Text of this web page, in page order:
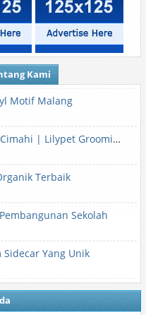
Kami
Motif Malang
Grooming Kucing & Anjing Cimahi | Lilypet Grooming & Pet Hotel
Terbaik
Sekolah
Yang Unik